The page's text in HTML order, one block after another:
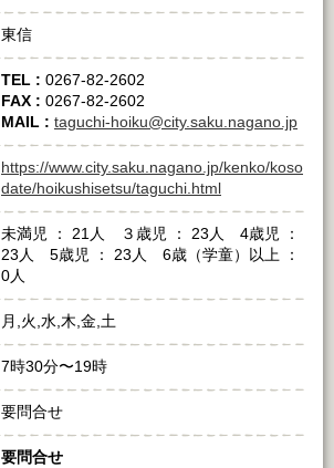
東信
TEL : 0267-82-2602
FAX : 0267-82-2602
MAIL : taguchi-hoiku@city.saku.nagano.jp
https://www.city.saku.nagano.jp/kenko/koso
date/hoikushisetsu/taguchi.html
未満児 ： 21人 ３歳児 ： 23人 4歳児 ：
23人 5歳児 ： 23人 6歳（学童）以上 ：
0人
月,火,水,木,金,土
7時30分〜19時
要問合せ
要問合せ